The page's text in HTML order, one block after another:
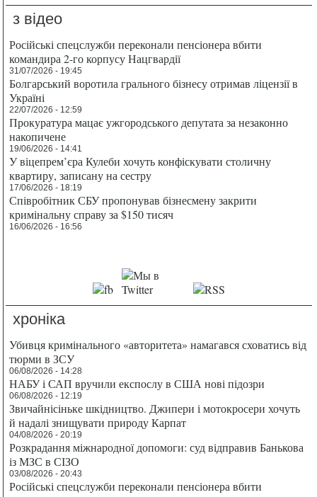
з відео
Російські спецслужби переконали пенсіонера вбити
командира 2-го корпусу Нацгвардії
31/07/2026 - 19:45
Болгарський воротила грального бізнесу отримав ліцензії в
Україні
22/07/2026 - 12:59
Прокуратура мацає ужгородського депутата за незаконно
накопичене
19/06/2026 - 14:41
У віцепрем’єра Кулеби хочуть конфіскувати столичну
квартиру, записану на сестру
17/06/2026 - 18:19
Співробітник СБУ пропонував бізнесмену закрити
кримінальну справу за $150 тисяч
16/06/2026 - 16:56
хроніка
Убивця кримінального «авторитета» намагався сховатись від
тюрми в ЗСУ
06/08/2026 - 14:28
НАБУ і САП вручили експослу в США нові підозри
06/08/2026 - 12:19
Звичайнісіньке шкідництво. Джипери і мотокросери хочуть
й надалі знищувати природу Карпат
04/08/2026 - 20:19
Розкрадання міжнародної допомоги: суд відправив Банькова
із МЗС в СІЗО
03/08/2026 - 20:43
Російські спецслужби переконали пенсіонера вбити